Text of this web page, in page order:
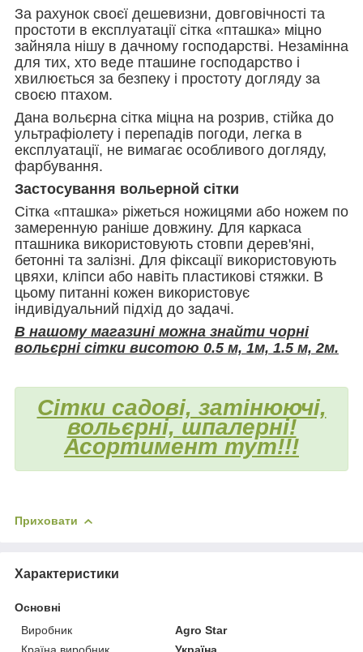
За рахунок своєї дешевизни, довговічності та
простоти в експлуатації сітка «пташка» міцно
зайняла нішу в дачному господарстві. Незамінна
для тих, хто веде пташине господарство і
хвилюється за безпеку і простоту догляду за
своєю птахом.
Дана вольєрна сітка міцна на розрив, стійка до
ультрафіолету і перепадів погоди, легка в
експлуатації, не вимагає особливого догляду,
фарбування.
Застосування вольерной сітки
Сітка «пташка» ріжеться ножицями або ножем по
замеренную раніше довжину. Для каркаса
пташника використовують стовпи дерев'яні,
бетонні та залізні. Для фіксації використовують
цвяхи, кліпси або навіть пластикові стяжки. В
цьому питанні кожен використовує
індивідуальний підхід до задачі.
В нашому магазині можна знайти чорні
вольєрні сітки висотою 0.5 м, 1м, 1.5 м, 2м.
Сітки садові, затінюючі,
вольєрні, шпалерні!
Асортимент тут!!!
Приховати
Характеристики
Основні
Виробник
Agro Star
Країна виробник
Україна